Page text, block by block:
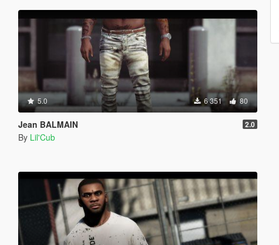
5.0 6 351 80
Jean BALMAIN 2.0
By Lil'Cub